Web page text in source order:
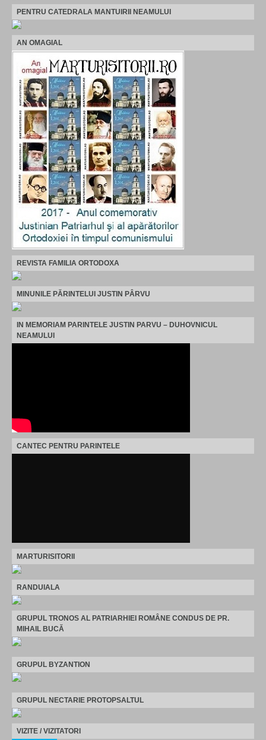
PENTRU CATEDRALA MANTUIRII NEAMULUI
AN OMAGIAL
REVISTA FAMILIA ORTODOXA
MINUNILE PĂRINTELUI JUSTIN PÂRVU
IN MEMORIAM PARINTELE JUSTIN PARVU – DUHOVNICUL
NEAMULUI
CANTEC PENTRU PARINTELE
MARTURISITORII
RANDUIALA
GRUPUL TRONOS AL PATRIARHIEI ROMÂNE CONDUS DE PR.
MIHAIL BUCĂ
GRUPUL BYZANTION
GRUPUL NECTARIE PROTOPSALTUL
VIZITE / VIZITATORI